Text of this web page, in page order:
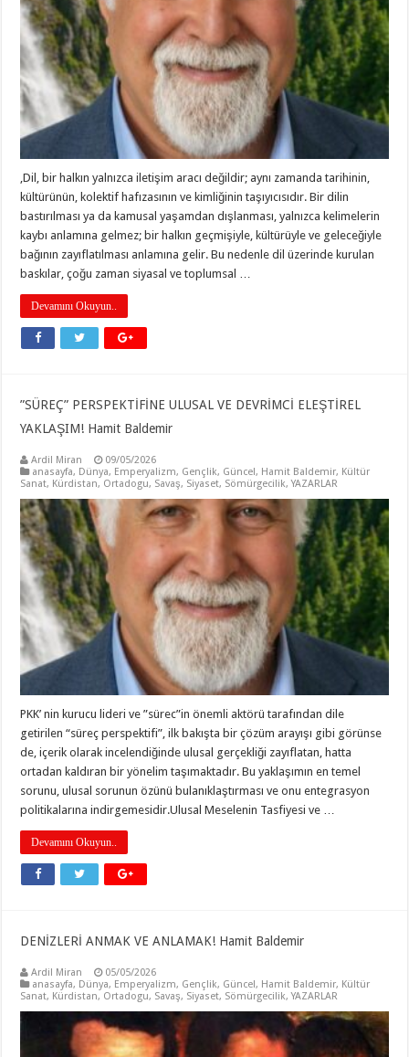
,Dil, bir halkın yalnızca iletişim aracı değildir; aynı zamanda tarihinin,
kültürünün, kolektif hafızasının ve kimliğinin taşıyıcısıdır. Bir dilin
bastırılması ya da kamusal yaşamdan dışlanması, yalnızca kelimelerin
kaybı anlamına gelmez; bir halkın geçmişiyle, kültürüyle ve geleceğiyle
bağının zayıflatılması anlamına gelir. Bu nedenle dil üzerinde kurulan
baskılar, çoğu zaman siyasal ve toplumsal …
Devamını Okuyun..
”SÜREÇ” PERSPEKTİFİNE ULUSAL VE DEVRİMCİ ELEŞTİREL
YAKLAŞIM! Hamit Baldemir
Ardil Miran
09/05/2026
anasayfa, Dünya, Emperyalizm, Gençlik, Güncel, Hamit Baldemir, Kültür
Sanat, Kürdistan, Ortadogu, Savaş, Siyaset, Sömürgecilik,YAZARLAR
PKK’ nin kurucu lideri ve ”sürec”in önemli aktörü tarafından dile
getirilen “süreç perspektifi”, ilk bakışta bir çözüm arayışı gibi görünse
de, içerik olarak incelendiğinde ulusal gerçekliği zayıflatan, hatta
ortadan kaldıran bir yönelim taşımaktadır. Bu yaklaşımın en temel
sorunu, ulusal sorunun özünü bulanıklaştırması ve onu entegrasyon
politikalarına indirgemesidir.Ulusal Meselenin Tasfiyesi ve …
Devamını Okuyun..
DENİZLERİ ANMAK VE ANLAMAK! Hamit Baldemir
Ardil Miran
05/05/2026
anasayfa, Dünya, Emperyalizm, Gençlik, Güncel, Hamit Baldemir, Kültür
Sanat, Kürdistan, Ortadogu, Savaş, Siyaset, Sömürgecilik,YAZARLAR